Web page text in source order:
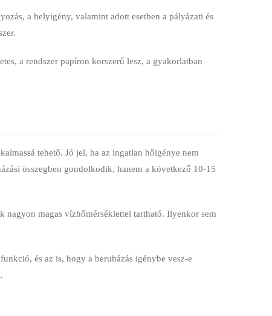
a helyigény, valamint adott esetben a pályázati és
a rendszer papíron korszerű lesz, a gyakorlatban
tehető. Jó jel, ha az ingatlan hőigénye nem
összegben gondolkodik, hanem a következő 10-15
magas vízhőmérséklettel tartható. Ilyenkor sem
és az is, hogy a beruházás igénybe vesz-e